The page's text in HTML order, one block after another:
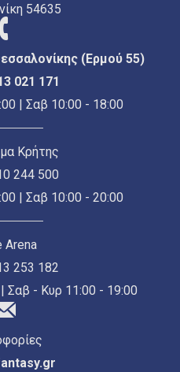
54635
(Ερμού 55)
021 171
| Σαβ 10:00 - 18:00
Κρήτης
244 500
| Σαβ 10:00 - 20:00
Arena
253 182
Σαβ - Κυρ 11:00 - 19:00